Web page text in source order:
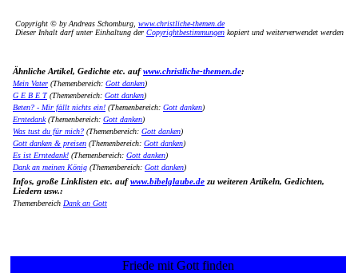
Copyright © by Andreas Schomburg, www.christliche-themen.de
Dieser Inhalt darf unter Einhaltung der Copyrightbestimmungen kopiert und weiterverwendet werden
Ähnliche Artikel, Gedichte etc. aufwww.christliche-themen.de:
Mein Vater (Themenbereich: Gott danken)
G E B E T (Themenbereich: Gott danken)
Beten? - Mir fällt nichts ein! (Themenbereich: Gott danken)
Erntedank(Themenbereich: Gott danken)
Was tust du für mich? (Themenbereich: Gott danken)
Gott danken & preisen (Themenbereich: Gott danken)
Es ist Erntedank! (Themenbereich: Gott danken)
Dank an meinen König (Themenbereich: Gott danken)
Infos, große Linklisten etc. aufwww.bibelglaube.de zu weiteren Artikeln, Gedichten,
Liedern usw.:
Themenbereich Dank an Gott
Friede mit Gott finden